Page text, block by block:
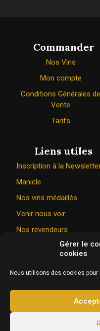
Gérer le
cookies
Nous utilisons des cookies
Commander
Nos Vins
Mon compte
Conditions Générales de
Vente
Tarifs
Liens utiles
Inscription à la
Manicle
Nos vins médaillés
Venir nous voir
Nos revendeurs
Le Caveau
326 Rue de la
Conception &